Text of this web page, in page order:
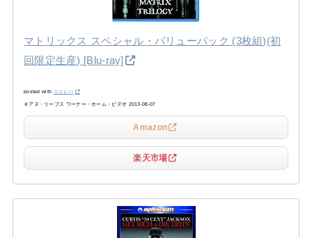
マトリックス スペシャル・バリューパック (3枚組)(初
回限定生産) [Blu-ray]
posted with カエレバ
キアヌ・リーブス ワーナー・ホーム・ビデオ 2013-08-07
Amazon
楽天市場